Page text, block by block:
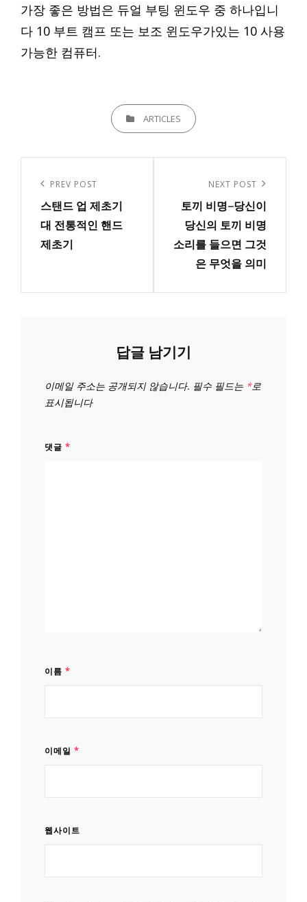
가장 좋은 방법은 듀얼 부팅 윈도우 중 하나입니
다 10 부트 캠프 또는 보조 윈도우가있는 10 사용
가능한 컴퓨터.
CATEGORIESARTICLES
Previous
Post
PREV POST
스탠드 업 제초기
대 전통적인 핸드
제초기
Post
NEXT POST
토끼 비명–당신이
당신의 토끼 비명
소리를 들으면 그것
은 무엇을 의미
답글 남기기
이메일 주소는 공개되지 않습니다. 필수 필드는 *로
표시됩니다
댓글 *
이름 *
이메일 *
웹사이트